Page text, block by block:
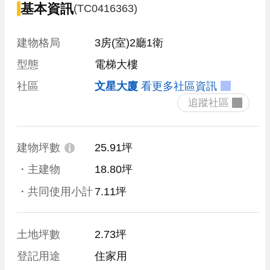
基本資訊(TC0416363)
建物格局
3房(室)2廳1衛
型態
電梯大樓
社區
文星大廈 看更多社區資訊
建物坪數
25.91坪
・主建物
18.80坪
・共同使用小計 7.11坪
土地坪數
2.73坪
登記用途
住家用